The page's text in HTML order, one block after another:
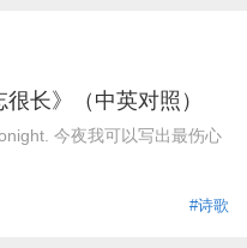
长》（中英对照）
今夜我可以写出最伤心
#诗歌